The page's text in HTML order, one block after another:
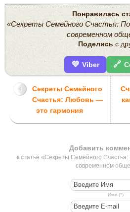
Понравилась
«Секреты Семейного Счастья:
современном
Поделись с
💜 Viber 🔗
Секреты Семейного
Счастья: Любовь —
это гармония
Добавить
к статье «Секреты Семейного
современном
Имя (*)